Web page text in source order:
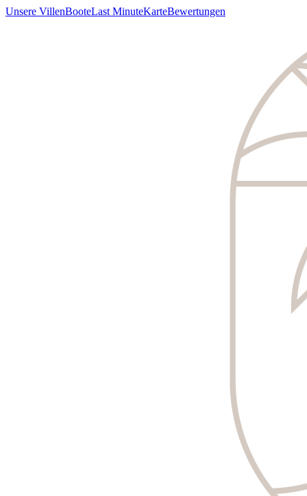
Unsere VillenBooteLast MinuteKarteBewertungen